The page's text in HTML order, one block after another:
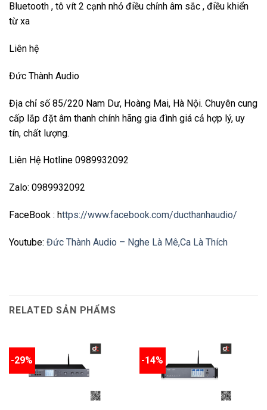
Bluetooth , tô vít 2 cạnh nhỏ điều chỉnh âm sắc , điều khiển
từ xa
Liên hệ
Đức Thành Audio
Địa chỉ số 85/220 Nam Dư, Hoàng Mai, Hà Nội. Chuyên cung
cấp lắp đặt âm thanh chính hãng gia đình giá cả hợp lý, uy
tín, chất lượng.
Liên Hệ Hotline 0989932092
Zalo: 0989932092
FaceBook : https://www.facebook.com/ducthanhaudio/
Youtube: Đức Thành Audio – Nghe Là Mê,Ca Là Thích
RELATED SẢN PHẨMS
-29% -14%